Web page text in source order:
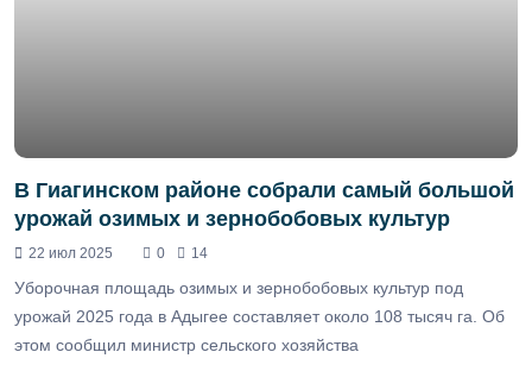
В Гиагинском районе собрали самый большой
урожай озимых и зернобобовых культур
22 июл 2025 0 14
Уборочная площадь озимых и зернобобовых культур под
урожай 2025 года в Адыгее составляет около 108 тысяч га. Об
этом сообщил министр сельского хозяйства